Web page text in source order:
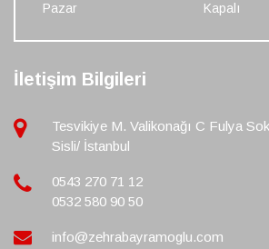
Pazar
Kapalı
İletişim Bilgileri
Tesvikiye M. Valikonağı C Fulya
Sisli/ İstanbul
0543 270 71 12
0532 580 90 50
info@zehrabayramoglu.com